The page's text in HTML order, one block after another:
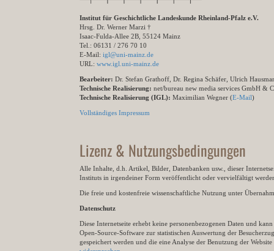
Institut für Geschichtliche Landeskunde Rheinland-Pfalz e.V.
Hrsg. Dr. Werner Marzi †
Isaac-Fulda-Allee 2B, 55124 Mainz
Tel.: 06131 / 276 70 10
E-Mail: igl@uni-mainz.de
URL: www.igl.uni-mainz.de
Bearbeiter: Dr. Stefan Grathoff, Dr. Regina Schäfer, Ulrich
Technische Realisierung: net/bureau new media services GmbH &
Technische Realisierung (IGL): Maximilian Wegner (E-Mail)
Vollständiges Impressum
Lizenz & Nutzungsbedingungen
Alle Inhalte, d.h. Artikel, Bilder, Datenbanken usw., dieser
Instituts in irgendeiner Form veröffentlicht oder vervielfältigt
Die freie und kostenfreie wissenschaftliche Nutzung unter
Datenschutz
Diese Internetseite erhebt keine personenbezogenen Daten und
Open-Source-Software zur statistischen Auswertung der
gespeichert werden und die eine Analyse der Benutzung der